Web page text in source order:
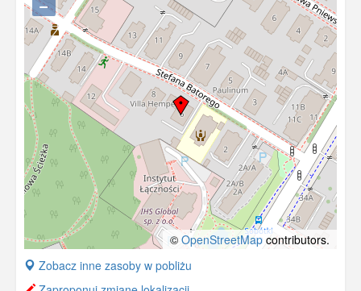
© OpenStreetMapcontributors.
+
Zobacz inne zasoby w pobliżu